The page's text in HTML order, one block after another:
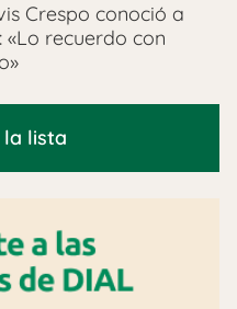
Crespo conoció a
«Lo recuerdo con
lista